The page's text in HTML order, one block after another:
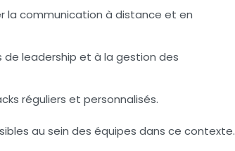
la communication à distance et en
de leadership et à la gestion des
réguliers et personnalisés.
au sein des équipes dans ce contexte.